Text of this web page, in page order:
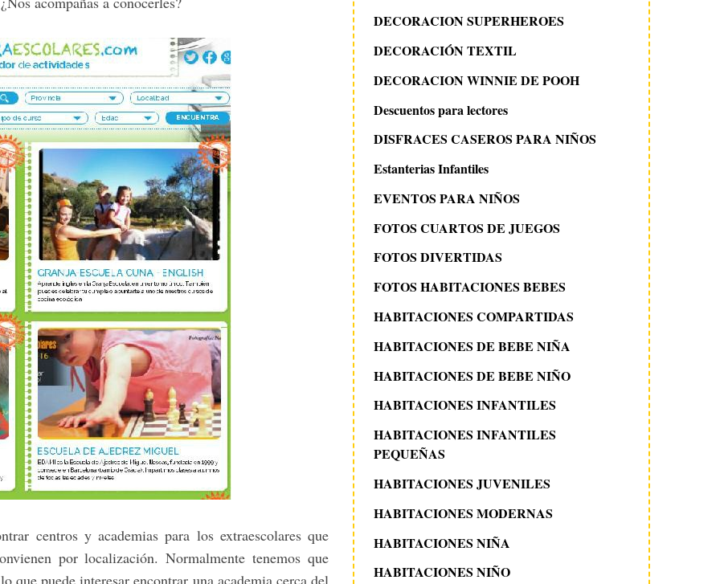
centros y academias para los extraescolares que
por localización. Normalmente tenemos que
que puede interesar encontrar una academia cerca del
DECORACION SUPERHEROES
DECORACIÓN TEXTIL
DECORACION WINNIE DE POOH
Descuentos para lectores
DISFRACES CASEROS PARA NIÑOS
Estanterias Infantiles
EVENTOS PARA NIÑOS
FOTOS CUARTOS DE JUEGOS
FOTOS DIVERTIDAS
FOTOS HABITACIONES BEBES
HABITACIONES COMPARTIDAS
HABITACIONES DE BEBE NIÑA
HABITACIONES DE BEBE NIÑO
HABITACIONES INFANTILES
HABITACIONES INFANTILES
PEQUEÑAS
HABITACIONES JUVENILES
HABITACIONES MODERNAS
HABITACIONES NIÑA
HABITACIONES NIÑO